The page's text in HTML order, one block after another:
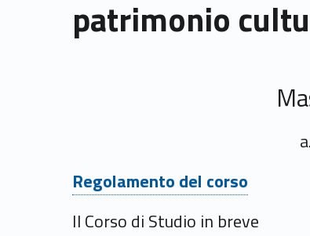
patrimonio
Link identifier #identifier__115017-1
Regolamento del corso
Il Corso di Studio in breve